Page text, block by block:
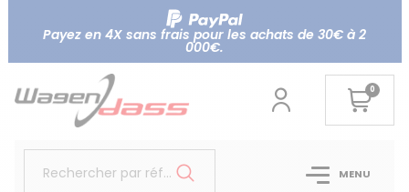
Payez en 4X sans frais pour les achats de 30€ à 2
000€.
0
Rechercher par référence... MENU